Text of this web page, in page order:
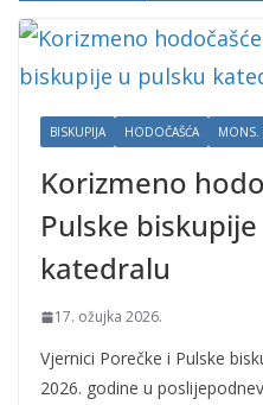
BISKUPIJA HODOČAŠĆA MONS.
Korizmeno
Pulske
katedralu
17. ožujka 2026.
Vjernici Porečke i Pulske
2026. godine u